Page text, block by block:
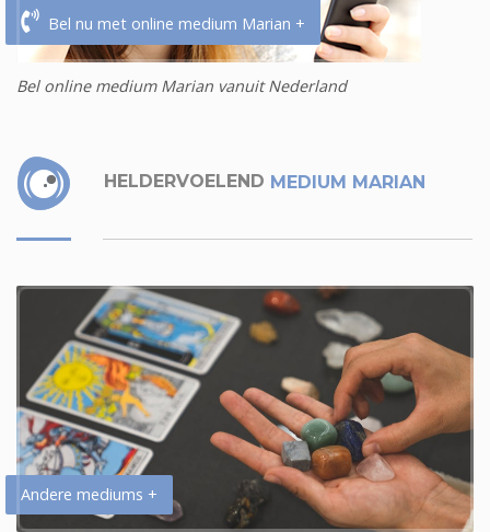
Bel nu met online medium Marian +
Bel online medium Marian vanuit Nederland
HELDERVOELEND MEDIUM MARIAN
Andere mediums +